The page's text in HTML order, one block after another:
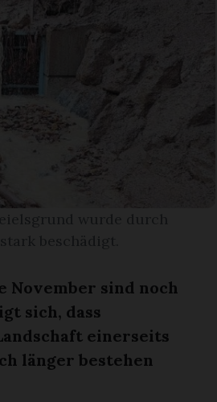
November sind noch
sich, dass
einerseits
länger bestehen